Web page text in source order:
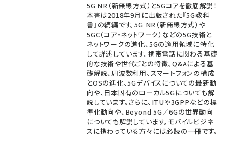
5G NR（新無線方式）と5Gコアを徹底解説！
本書は2018年9月に出版された『5G教科
書』の続編です。5G NR（新無線方式）や
5GC（コア・ネットワーク）などの5G技術と
ネットワークの進化、5Gの適用領域に特化
して詳述しています。携帯電話に関わる基礎
的な技術や世代ごとの特徴、Q&Aによる基
礎解説、周波数利用、スマートフォンの構成
とOSの進化、5Gデバイスについての最新動
向や、日本固有のローカル5Gについても解
説しています。さらに、ITUや3GPPなどの標
準化動向や、Beyond 5G／6Gの世界動向
についても解説しています。モバイルビジネ
スに携わっている方々には必読の一冊です。